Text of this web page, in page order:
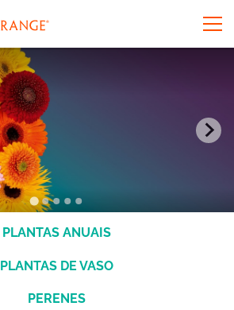
PLANTAS ANUAIS
PLANTAS DE VASO
PERENES